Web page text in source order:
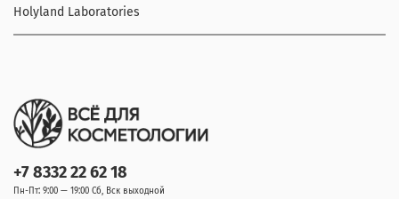
Holyland Laboratories
+7 8332 22 62 18
Пн-Пт: 9:00 — 19:00 Сб, Вск выходной